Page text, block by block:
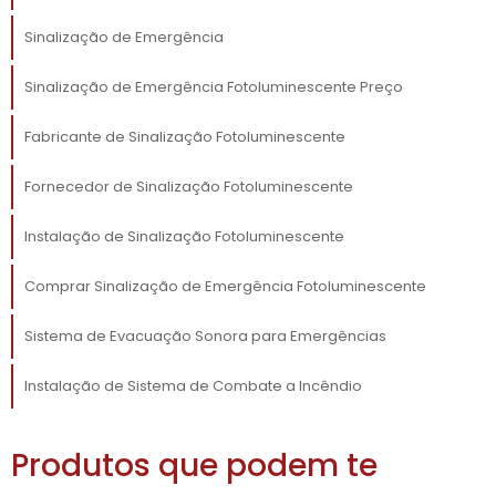
vidas. Além disso, a sinalização
energia, já que seu funcionamento depende
operacionais e elimina a preocupação com
dessa sinalização. Os materiais
resistir ao desgaste e à degradação,
oferecendo uma longa vida útil. Isso significa
menos necessidade de substituições
frequentes e, consequentemente, menos
APLICAÇÕES PRÁTICAS
Sinalização de Emergência
Sinalização de Emergência Fotoluminescente Preço
Fabricante de Sinalização Fotoluminescente
Fornecedor de Sinalização Fotoluminescente
Instalação de Sinalização Fotoluminescente
Comprar Sinalização de Emergência Fotoluminescente
Sistema de Evacuação Sonora para Emergências
Instalação de Sistema de Combate a Incêndio
Produtos que podem te